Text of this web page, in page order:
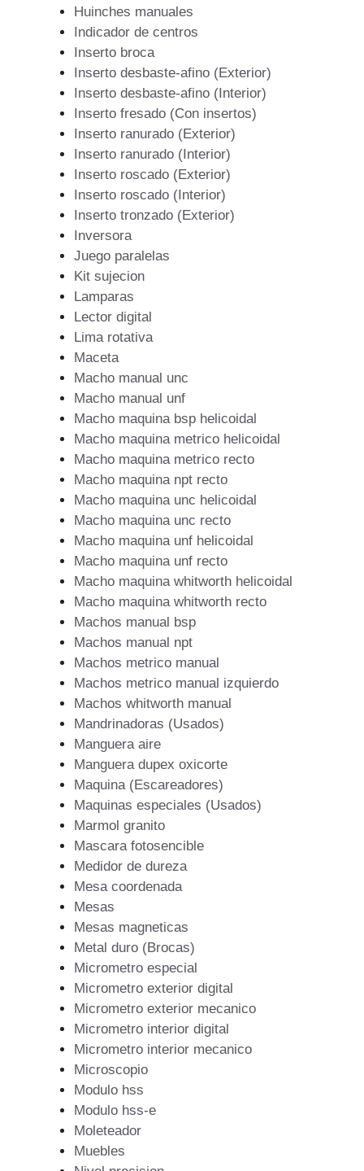
Huinches manuales
Indicador de centros
Inserto broca
Inserto desbaste-afino (Exterior)
Inserto desbaste-afino (Interior)
Inserto fresado (Con insertos)
Inserto ranurado (Exterior)
Inserto ranurado (Interior)
Inserto roscado (Exterior)
Inserto roscado (Interior)
Inserto tronzado (Exterior)
Inversora
Juego paralelas
Kit sujecion
Lamparas
Lector digital
Lima rotativa
Maceta
Macho manual unc
Macho manual unf
Macho maquina bsp helicoidal
Macho maquina metrico helicoidal
Macho maquina metrico recto
Macho maquina npt recto
Macho maquina unc helicoidal
Macho maquina unc recto
Macho maquina unf helicoidal
Macho maquina unf recto
Macho maquina whitworth helicoidal
Macho maquina whitworth recto
Machos manual bsp
Machos manual npt
Machos metrico manual
Machos metrico manual izquierdo
Machos whitworth manual
Mandrinadoras (Usados)
Manguera aire
Manguera dupex oxicorte
Maquina (Escareadores)
Maquinas especiales (Usados)
Marmol granito
Mascara fotosencible
Medidor de dureza
Mesa coordenada
Mesas
Mesas magneticas
Metal duro (Brocas)
Micrometro especial
Micrometro exterior digital
Micrometro exterior mecanico
Micrometro interior digital
Micrometro interior mecanico
Microscopio
Modulo hss
Modulo hss-e
Moleteador
Muebles